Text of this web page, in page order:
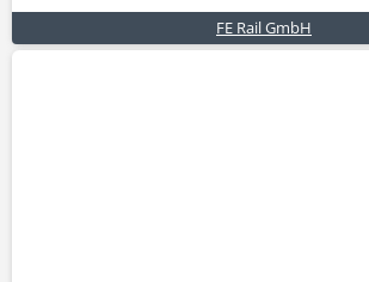
FE Rail GmbH